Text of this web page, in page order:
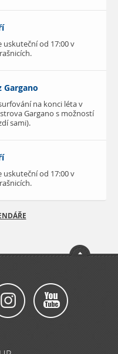
uskuteční od 17:00 v
na konci léta v
Gargano s možností
sami).
uskuteční od 17:00 v